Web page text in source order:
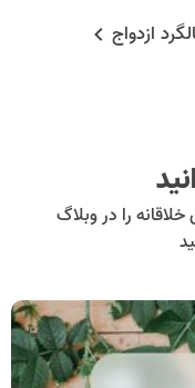
ازدواج
را در وبلاگ